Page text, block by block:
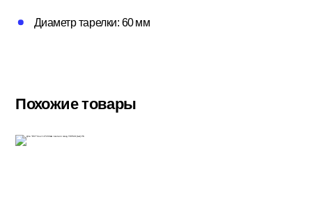
Диаметр тарелки: 60 мм
Похожие товары